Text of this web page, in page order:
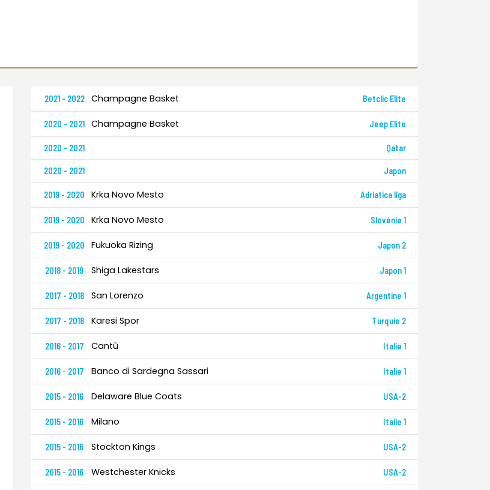
2021 - 2022 Champagne Basket Betclic Elite
2020 - 2021 Champagne Basket Jeep Elite
2020 - 2021 Qatar
2020 - 2021 Japon
2019 - 2020 Krka Novo Mesto Adriatica liga
2019 - 2020 Krka Novo Mesto Slovénie 1
2019 - 2020 Fukuoka Rizing Japon 2
2018 - 2019 Shiga Lakestars Japon 1
2017 - 2018 San Lorenzo Argentine 1
2017 - 2018 Karesi Spor Turquie 2
2016 - 2017 Cantù Italie 1
2016 - 2017 Banco di Sardegna Sassari Italie 1
2015 - 2016 Delaware Blue Coats USA-2
2015 - 2016 Milano Italie 1
2015 - 2016 Stockton Kings USA-2
2015 - 2016 Westchester Knicks USA-2